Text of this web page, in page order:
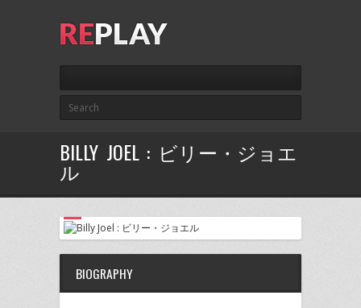
BILLY JOEL : ビリー・ジョエ
ル
BIOGRAPHY